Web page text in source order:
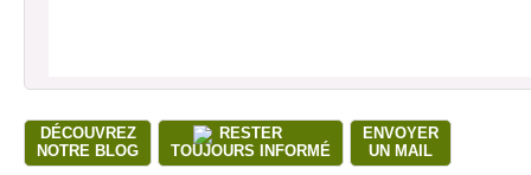
DÉCOUVREZ
NOTRE BLOG
RESTER
TOUJOURS INFORMÉ
ENVOYER
UN MAIL